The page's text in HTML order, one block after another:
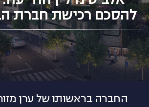
פרויקטים
תחומי פעילות
אלביט נדל"ן
להסכם רכישת חברת
החברה בראשותו של ערן